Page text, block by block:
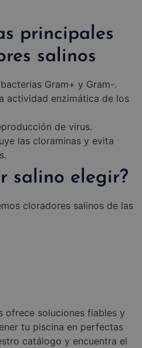
principales
salinos
Gram+ y Gram-.
actividad enzimática de los
de virus.
las cloraminas y evita
salino elegir?
cloradores salinos de las
ofrece soluciones fiables y
tu piscina en perfectas
catálogo y encuentra el